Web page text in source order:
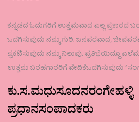
ಕನ್ನಡದ ಓದುಗರಿಗೆ ಉತ್ತಮವಾದ ಎಲ್ಲ ಪ್ರಕಾರದ
ಒದಗಿಸುವುದು ನಮ್ಮ ಗುರಿ. ಜನಪರವಾದ,
ಪ್ರಕಟಿಸುವುದು ನಮ್ಮ ನಿಲುವು. ಪ್ರತಿಭೆಯಿದ್ದೂ
ಉತ್ತಮ ಬರಹಗಾರರಿಗೆ ವೇದಿಕೆಒದಗಿಸುವುದು
ಕು.ಸ.ಮಧುಸೂದನರಂಗೇಹಳ್ಳಿ
ಪ್ರಧಾನಸಂಪಾದಕರು